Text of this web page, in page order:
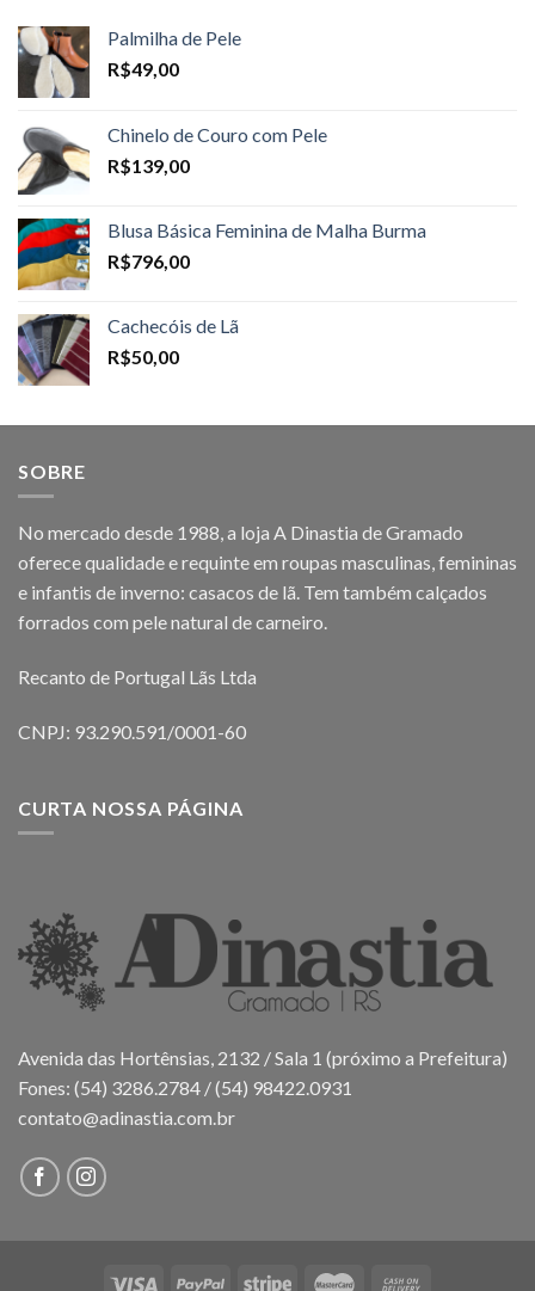
Palmilha de Pele
R$49,00
Chinelo de Couro com Pele
R$139,00
Blusa Básica Feminina de Malha Burma
R$796,00
Cachecóis de Lã
R$50,00
SOBRE
No mercado desde 1988, a loja A Dinastia de Gramado
oferece qualidade e requinte em roupas masculinas, femininas
e infantis de inverno: casacos de lã. Tem também calçados
forrados com pele natural de carneiro.
Recanto de Portugal Lãs Ltda
CNPJ: 93.290.591/0001-60
CURTA NOSSA PÁGINA
Avenida das Hortênsias, 2132 / Sala 1 (próximo a Prefeitura)
Fones: (54) 3286.2784 / (54) 98422.0931
contato@adinastia.com.br